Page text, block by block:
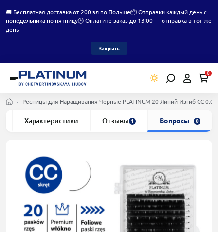
🚚 Бесплатная доставка от 200 зл по Польше📦 Отправки каждый день с
понедельника по пятницу🕑 Оплатите заказ до 13:00 — отправка в тот же
день
Закрыть
0
Ресницы для Наращивания Черные PLATINUM 20 Линий Изгиб СC
Характеристики Отзывы 1 Вопросы 0